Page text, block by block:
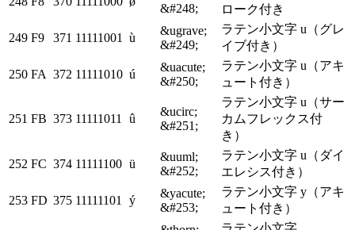
&#248;
ローク付き
249 F9 371 11111001 ù
&ugrave;
&#249;
ラテン小文字 u（グレ
イブ付き）
250 FA 372 11111010 ú
&uacute;
&#250;
ラテン小文字 u（アキ
ュート付き）
251 FB 373 11111011 û
&ucirc;
&#251;
ラテン小文字 u（サー
カムフレックス付
き）
252 FC 374 11111100 ü
&uuml;
&#252;
ラテン小文字 u（ダイ
エレシス付き）
253 FD 375 11111101 ý
&yacute;
&#253;
ラテン小文字 y（アキ
ュート付き）